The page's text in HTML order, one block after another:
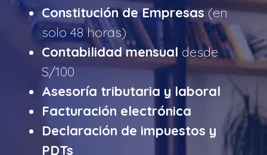
Constitución de Empresas(en
solo 48 horas)
Contabilidad mensual desde
S/100
Asesoría tributaria y laboral
Facturación electrónica
Declaración de impuestos y
PDTs